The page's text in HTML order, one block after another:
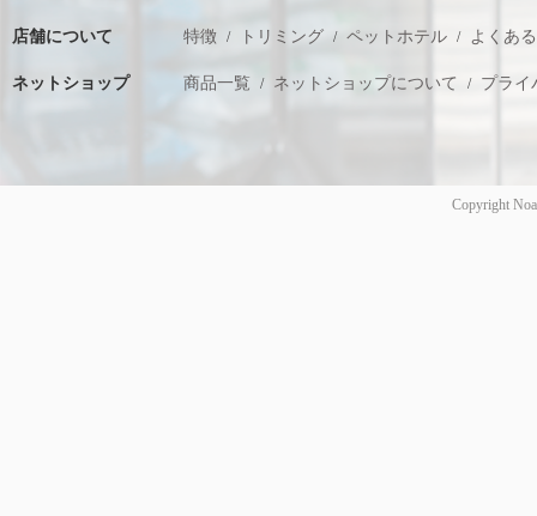
店舗について 特徴 トリミング ペットホテル よくあ
ネットショップ 商品一覧 ネットショップについて プライ
Copyright